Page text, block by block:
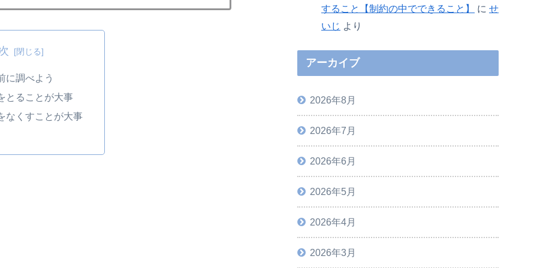
に調べよう
とることが大事
なくすことが大事
すること【制約の中でできること】 に せ
いじ より
アーカイブ
2026年8月
2026年7月
2026年6月
2026年5月
2026年4月
2026年3月